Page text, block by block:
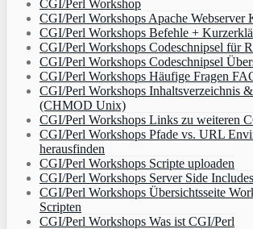
CGI/Perl Workshop
CGI/Perl Workshops Apache Webserver
CGI/Perl Workshops Befehle +
CGI/Perl Workshops Codeschnipsel für
CGI/Perl Workshops Codeschnipsel
CGI/Perl Workshops Häufige Fragen
CGI/Perl Workshops Inhaltsverzeichnis
(CHMOD Unix)
CGI/Perl Workshops Links zu weiteren
CGI/Perl Workshops Pfade vs. URL
herausfinden
CGI/Perl Workshops Scripte uploaden
CGI/Perl Workshops Server Side
CGI/Perl Workshops Übersichtsseite
Scripten
CGI/Perl Workshops Was ist CGI/Perl